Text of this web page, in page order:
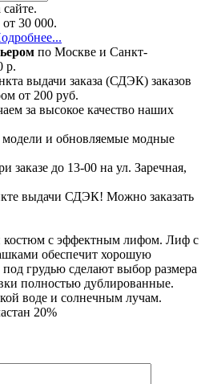
30 000.
по Москве и Санкт-
р.
выдачи заказа (СДЭК) заказов
от 200 руб.
за высокое качество наших
и обновляемые модные
заказе до 13-00 на ул. Заречная,
выдачи СДЭК! Можно заказать
с эффектным лифом. Лиф с
обеспечит хорошую
грудью сделают выбор размера
полностью дублированные.
воде и солнечным лучам.
20%